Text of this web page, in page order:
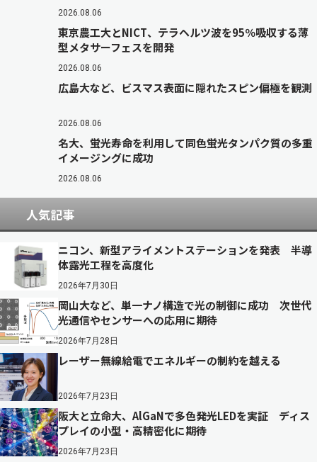
2026.08.06
東京農工大とNICT、テラヘルツ波を95％吸収する薄
型メタサーフェスを開発
2026.08.06
広島大など、ビスマス表面に隠れたスピン偏極を観測
2026.08.06
名大、蛍光寿命を利用して同色蛍光タンパク質の多重
イメージングに成功
2026.08.06
人気記事
ニコン、新型アライメントステーションを発表 半導
体露光工程を高度化
2026年7月30日
岡山大など、単一ナノ構造で光の制御に成功 次世代
光通信やセンサーへの応用に期待
2026年7月28日
レーザー無線給電でエネルギーの制約を越える
2026年7月23日
阪大と立命大、AlGaNで多色発光LEDを実証 ディス
プレイの小型・高精密化に期待
2026年7月23日